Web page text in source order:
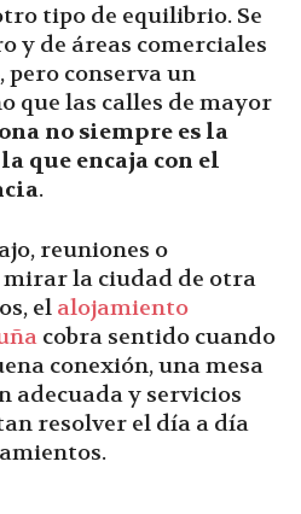
tipo de equilibrio. Se
y de áreas comerciales
pero conserva un
que las calles de mayor
no siempre es la
que encaja con el
.
reuniones o
la ciudad de otra
el alojamiento
cobra sentido cuando
conexión, una mesa
adecuada y servicios
resolver el día a día